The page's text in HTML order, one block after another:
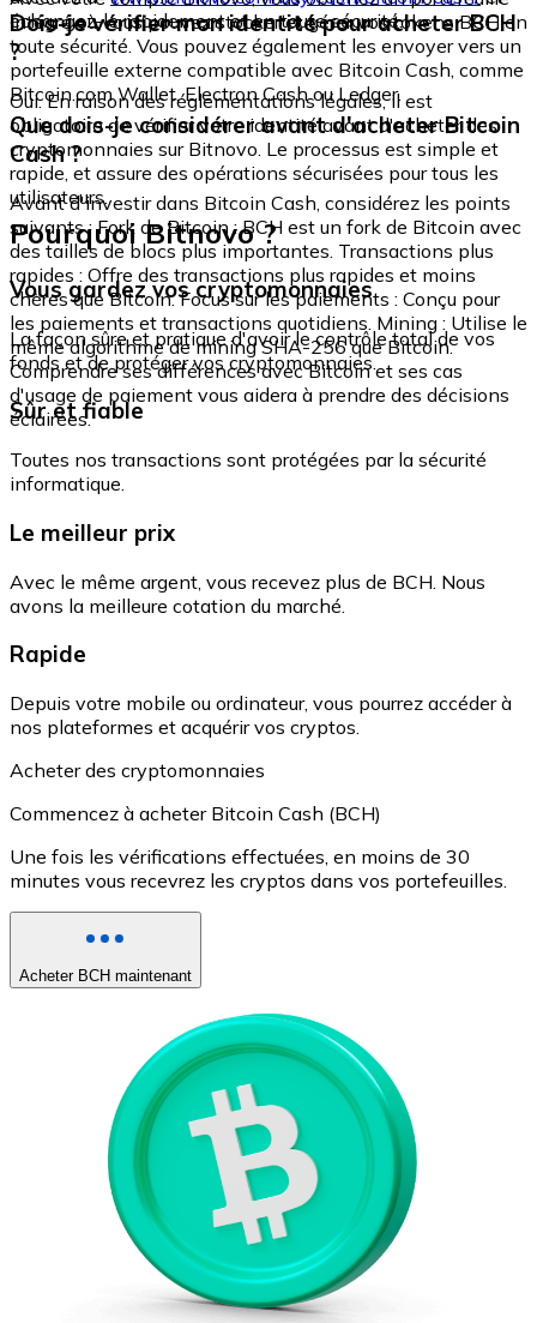
échangez-le rapidement et en toute sécurité.
intégré où vous pouvez stocker et gérer vos tokens BCH en
toute sécurité. Vous pouvez également les envoyer vers un
portefeuille externe compatible avec Bitcoin Cash, comme
Bitcoin.com Wallet, Electron Cash ou Ledger.
Dois-je vérifier mon identité pour acheter BCH
?
Oui. En raison des réglementations légales, il est
obligatoire de vérifier votre identité avant d'acheter des
cryptomonnaies sur Bitnovo. Le processus est simple et
rapide, et assure des opérations sécurisées pour tous les
utilisateurs.
Que dois-je considérer avant d'acheter Bitcoin
Cash ?
Avant d'investir dans Bitcoin Cash, considérez les points
suivants : Fork de Bitcoin : BCH est un fork de Bitcoin avec
des tailles de blocs plus importantes. Transactions plus
rapides : Offre des transactions plus rapides et moins
chères que Bitcoin. Focus sur les paiements : Conçu pour
les paiements et transactions quotidiens. Mining : Utilise le
même algorithme de mining SHA-256 que Bitcoin.
Comprendre ses différences avec Bitcoin et ses cas
d'usage de paiement vous aidera à prendre des décisions
éclairées.
Pourquoi Bitnovo ?
Vous gardez vos cryptomonnaies
La façon sûre et pratique d'avoir le contrôle total de vos
fonds et de protéger vos cryptomonnaies.
Sûr et fiable
Toutes nos transactions sont protégées par la sécurité
informatique.
Le meilleur prix
Avec le même argent, vous recevez plus de BCH. Nous
avons la meilleure cotation du marché.
Rapide
Depuis votre mobile ou ordinateur, vous pourrez accéder à
nos plateformes et acquérir vos cryptos.
Acheter des cryptomonnaies
Commencez à acheter Bitcoin Cash (BCH)
Une fois les vérifications effectuées, en moins de 30
minutes vous recevrez les cryptos dans vos portefeuilles.
Acheter BCH maintenant